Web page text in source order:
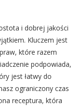
i dobrej jakości
Kluczem jest
które razem
podpowiada,
jest łatwy do
ograniczony czas
receptura, która